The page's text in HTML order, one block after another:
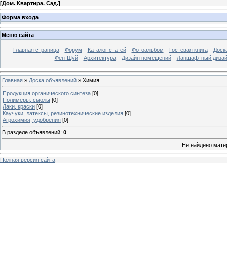
[Дом. Квартира. Сад.]
Форма входа
Меню сайта
Главная страница Форум Каталог статей Фотоальбом Гостевая книга
Фен-Шуй
Архитектура Дизайн помещений Ланшафтный
Главная » Доска объявлений » Химия
Продукция органического синтеза [0]
Полимеры, смолы [0]
Лаки, краски [0]
Каучуки, латексы, резинотехнические изделия [0]
Агрохимия, удобрения [0]
В разделе объявлений: 0
Не найдено
Полная версия сайта